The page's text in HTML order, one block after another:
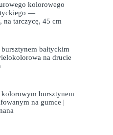
kolorowego
—
na tarczycę, 45 cm
bałtyckim
na drucie
kolorowym bursztynem
na gumce |